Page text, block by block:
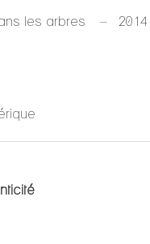
les arbres
– 2014